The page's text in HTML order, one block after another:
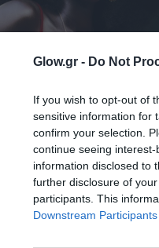
Glow.gr - Do Not
If you wish to opt-out of
sensitive information for
confirm your selection.
continue seeing
information disclosed to
further disclosure of
participants. This
Downstream Participants